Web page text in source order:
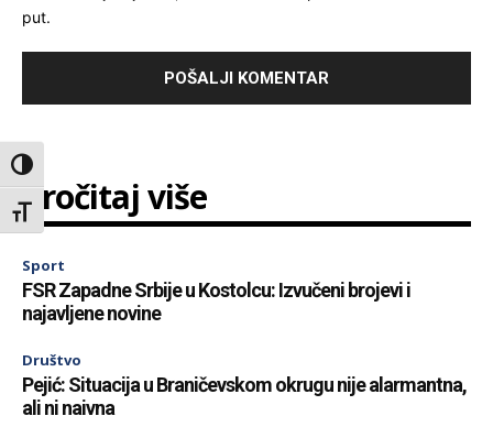
Toggle High Contrast
Toggle Font size
put.
Pročitaj više
Sport
FSR Zapadne Srbije u Kostolcu: Izvučeni brojevi i
najavljene novine
Društvo
Pejić: Situacija u Braničevskom okrugu nije alarmantna,
ali ni naivna